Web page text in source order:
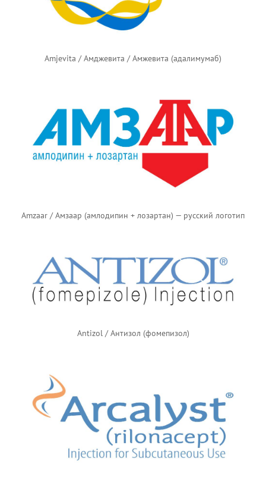
Amjevita / Амджевита / Амжевита (адалимумаб)
Amzaar / Амзаар (амлодипин + лозартан) — русский логотип
Antizol / Антизол (фомепизол)